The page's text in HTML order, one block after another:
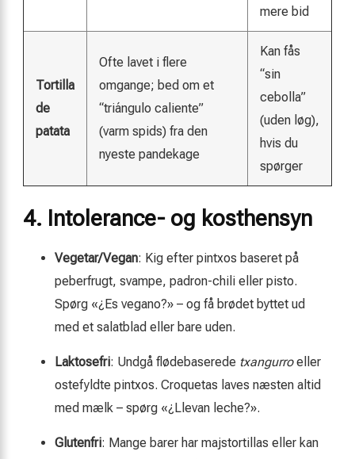
mere bid
Tortilla
de
patata
Ofte lavet i flere
omgange; bed om et
“triángulo caliente”
(varm spids) fra den
nyeste pandekage
Kan fås
“sin
cebolla”
(uden løg),
hvis du
spørger
4. Intolerance- og kosthensyn
Vegetar/Vegan: Kig efter pintxos baseret på
peberfrugt, svampe, padron-­chili eller pisto.
Spørg «¿Es vegano?» – og få brødet byttet ud
med et salatblad eller bare uden.
Laktosefri: Undgå flødebaserede txangurroeller
ostefyldte pintxos. Croquetas laves næsten altid
med mælk – spørg «¿Llevan leche?».
Glutenfri: Mange barer har majstortillas eller kan